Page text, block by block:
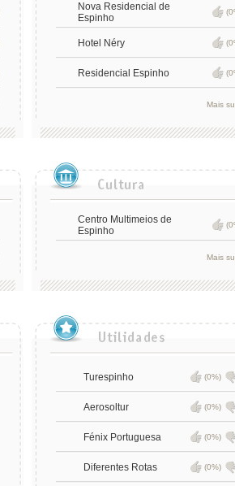
Nova Residencial de
Espinho
Hotel Néry
Residencial Espinho
Mais
Centro Multimeios de
Espinho
Mais
Turespinho (0%)
Aerosoltur (0%)
Fénix Portuguesa (0%)
Diferentes Rotas (0%)